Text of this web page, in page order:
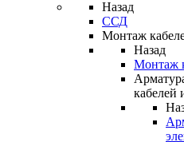
Назад
ССД
Монтаж
Назад
Монтаж
кабелей